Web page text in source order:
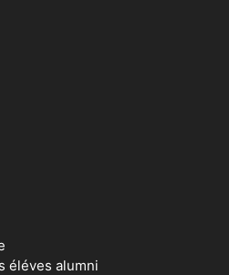
éléves alumni